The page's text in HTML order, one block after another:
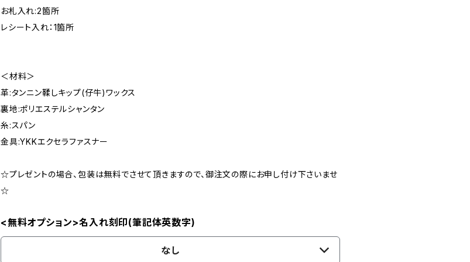
お札入れ:2箇所
レシート入れ：1箇所
＜材料＞
革:タンニン鞣しキップ(仔牛)ワックス
裏地:ポリエステルシャンタン
糸:スパン
金具:YKKエクセラファスナー
☆プレゼントの場合、包装は無料でさせて頂きますので、御注文の際にお申し付け下さいませ
☆
<無料オプション>名入れ刻印(筆記体英数字)
なし